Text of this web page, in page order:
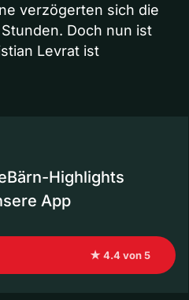
verzögerten sich die
Doch nun ist
Levrat ist
Highlights
App
★ 4.4 von 5